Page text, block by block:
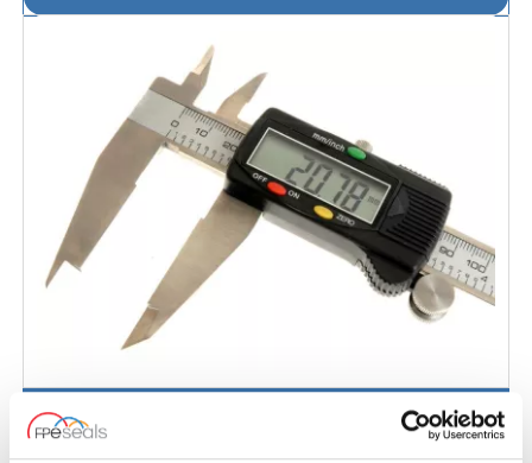
Vernier Digital Externo